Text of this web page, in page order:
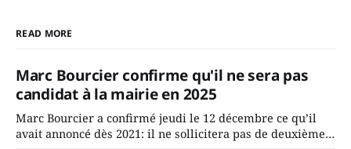
READ MORE
Marc Bourcier confirme qu'il ne sera pas
candidat à la mairie en 2025
Marc Bourcier a confirmé jeudi le 12 décembre ce qu’il
avait annoncé dès 2021: il ne sollicitera pas de deuxième